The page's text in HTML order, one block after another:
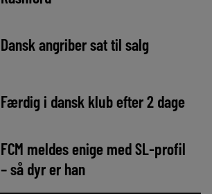
Dansk angriber sat til salg
Færdig i dansk klub efter 2 dage
FCM meldes enige med SL-profil
– så dyr er han